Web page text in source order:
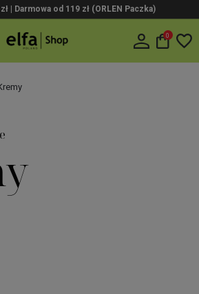
| Darmowa od 119 zł (ORLEN Paczka)
0